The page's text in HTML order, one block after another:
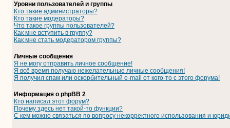
Уровни пользователей и группы
Кто такие администраторы?
Кто такие модераторы?
Что такое группы пользователей?
Как мне вступить в группу?
Как мне стать модератором группы?
Личные сообщения
Я не могу отправить личное сообщение!
Я всё время получаю нежелательные личные сообщения!
Я получил спам или оскорбительный e-mail от кого-то с этого форума!
Информация о phpBB 2
Кто написал этот форум?
Почему здесь нет такой-то функции?
С кем можно связаться по вопросу некорректного использования и